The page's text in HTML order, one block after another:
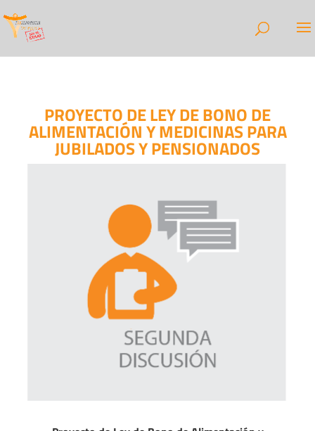
PROYECTO DE LEY DE BONO DE
ALIMENTACIÓN Y MEDICINAS PARA
JUBILADOS Y PENSIONADOS